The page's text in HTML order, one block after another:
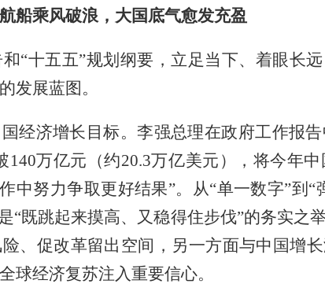
船乘风破浪，大国底气愈发充盈
“十五五”规划纲要，立足当下、着眼长
发展蓝图。
经济增长目标。李强总理在政府工作报
140万亿元（约20.3万亿美元），将今年
中努力争取更好结果”。从“单一数字”到“
“既跳起来摸高、又稳得住步伐”的务实之
、促改革留出空间，另一方面与中国增
球经济复苏注入重要信心。